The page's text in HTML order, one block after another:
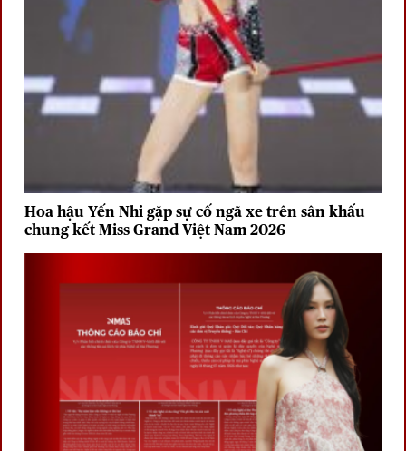
Hoa hậu Yến Nhi gặp sự cố ngã xe trên sân khấu
chung kết Miss Grand Việt Nam 2026